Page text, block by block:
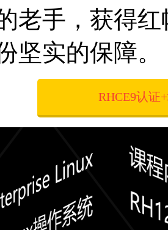
老手，获得
坚实的保障。
RHCE9认证